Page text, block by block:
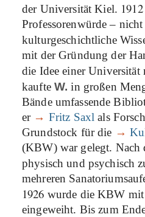
der Universität Kiel. 1912
Professorenwürde –
kulturgeschichtliche
mit der Gründung der
die Idee einer
kaufte W. in großen
Bände umfassende
er → Fritz Saxl als
Grundstock für die →
(KBW) war gelegt. Nach
physisch und psychisch
mehreren
1926 wurde die KBW
eingeweiht. Bis zum